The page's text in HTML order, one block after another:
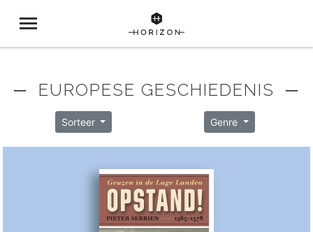
─ EUROPESE GESCHIEDENIS ─
Sorteer Genre